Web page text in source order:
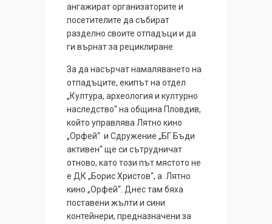
ангажират организаторите и
посетителите да събират
разделно своите отпадъци и да
ги върнат за рециклиране.
За да насърчат намаляването на
отпадъците, екипът на отдел
„Култура, археология и културно
наследство“ на община Пловдив,
който управлява Лятно кино
„Орфей“ и Сдружение „БГ Бъди
активен“ ще си сътрудничат
отново, като този път мястото не
е ДК „Борис Христов“, а Лятно
кино „Орфей“. Днес там бяха
поставени жълти и сини
контейнери, предназначени за